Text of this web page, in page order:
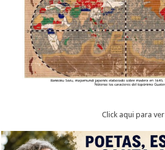
Click aqui para ver